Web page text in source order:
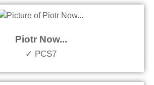
Piotr Now...
✓ PCS7